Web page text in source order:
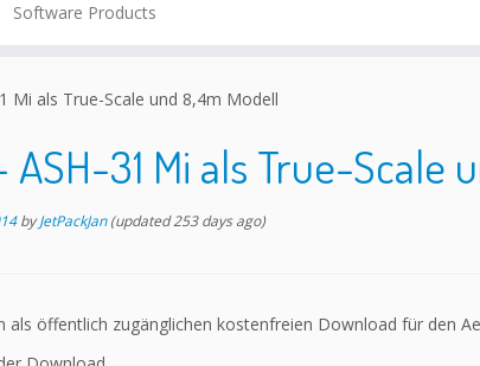
Software Products
Mi als True-Scale und 8,4m Modell
31 Mi als True-Scale
byJetPackJan(updated 253 days ago)
als öffentlich zugänglichen kostenfreien Download für den